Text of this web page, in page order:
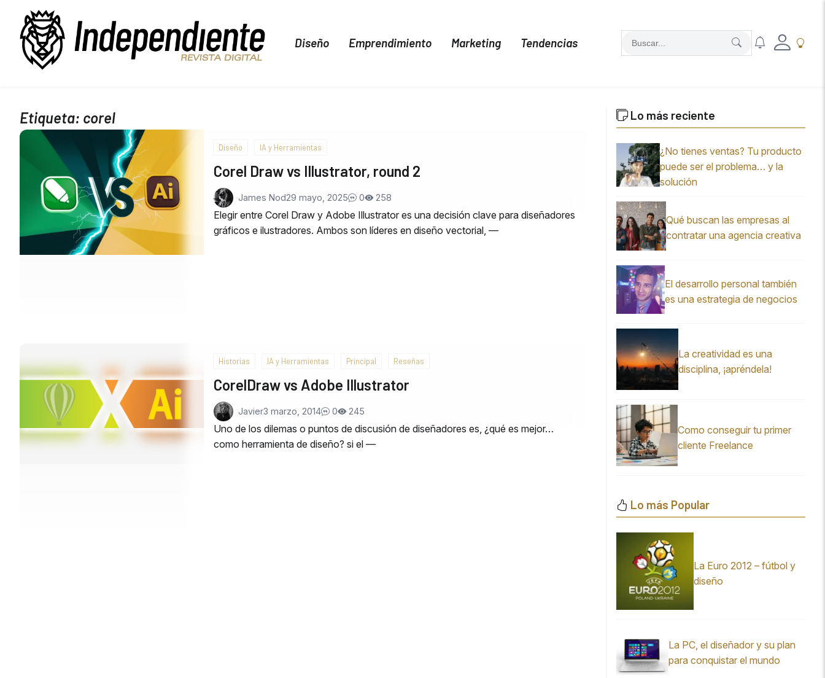
Diseño Emprendimiento Marketing Tendencias
Etiqueta: corel
Diseño IA y Herramientas
Corel Draw vs Illustrator, round 2
James Nod29 mayo, 2025 0 258
Elegir entre Corel Draw y Adobe Illustrator es una decisión clave para diseñadores
gráficos e ilustradores. Ambos son líderes en diseño vectorial, —
Historias IA y Herramientas Principal Reseñas
CorelDraw vs Adobe Illustrator
Javier3 marzo, 2014 0 245
Uno de los dilemas o puntos de discusión de diseñadores es, ¿qué es mejor…
como herramienta de diseño? si el —
Lo más reciente
¿No tienes ventas? Tu producto
puede ser el problema… y la
solución
Qué buscan las empresas al
contratar una agencia creativa
El desarrollo personal también
es una estrategia de negocios
La creatividad es una
disciplina, ¡apréndela!
Como conseguir tu primer
cliente Freelance
Lo más Popular
La Euro 2012 – fútbol y
diseño
La PC, el diseñador y su plan
para conquistar el mundo